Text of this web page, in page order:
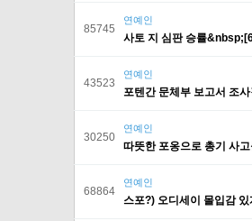
85745
연예인
사토 지 심판 승률
43523
연예인
포텐간 문체부 보고서 조
30250
연예인
따뜻한 포옹으로 총기 사
68864
연예인
스포?) 오디세이 몰입감